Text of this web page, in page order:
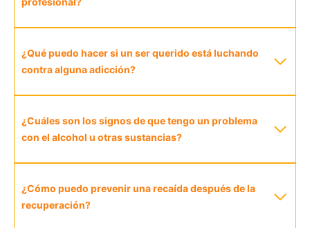
¿Qué puedo hacer si un ser querido está luchando
contra alguna adicción?
¿Cuáles son los signos de que tengo un problema
con el alcohol u otras sustancias?
¿Cómo puedo prevenir una recaída después de la
recuperación?